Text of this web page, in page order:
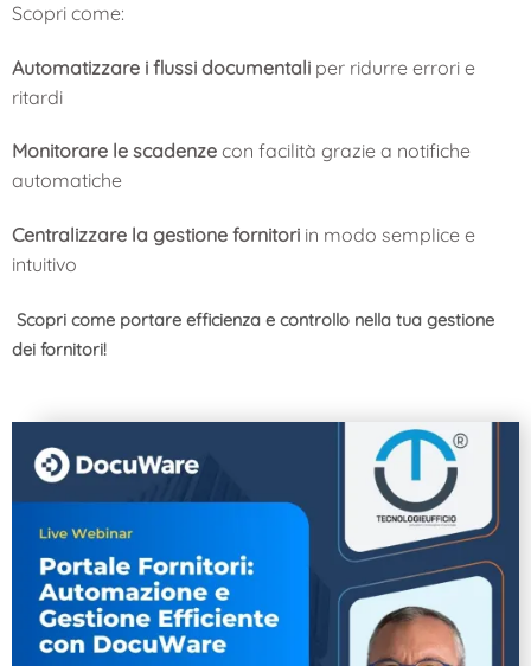
Scopri come:
Automatizzare i flussi documentali per ridurre errori e
ritardi
Monitorare le scadenze con facilità grazie a notifiche
automatiche
Centralizzare la gestione fornitori in modo semplice e
intuitivo
Scopri come portare efficienza e controllo nella tua gestione
dei fornitori!
Iscriviti ora!